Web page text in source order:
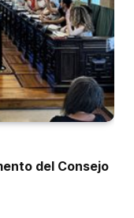
del Consejo